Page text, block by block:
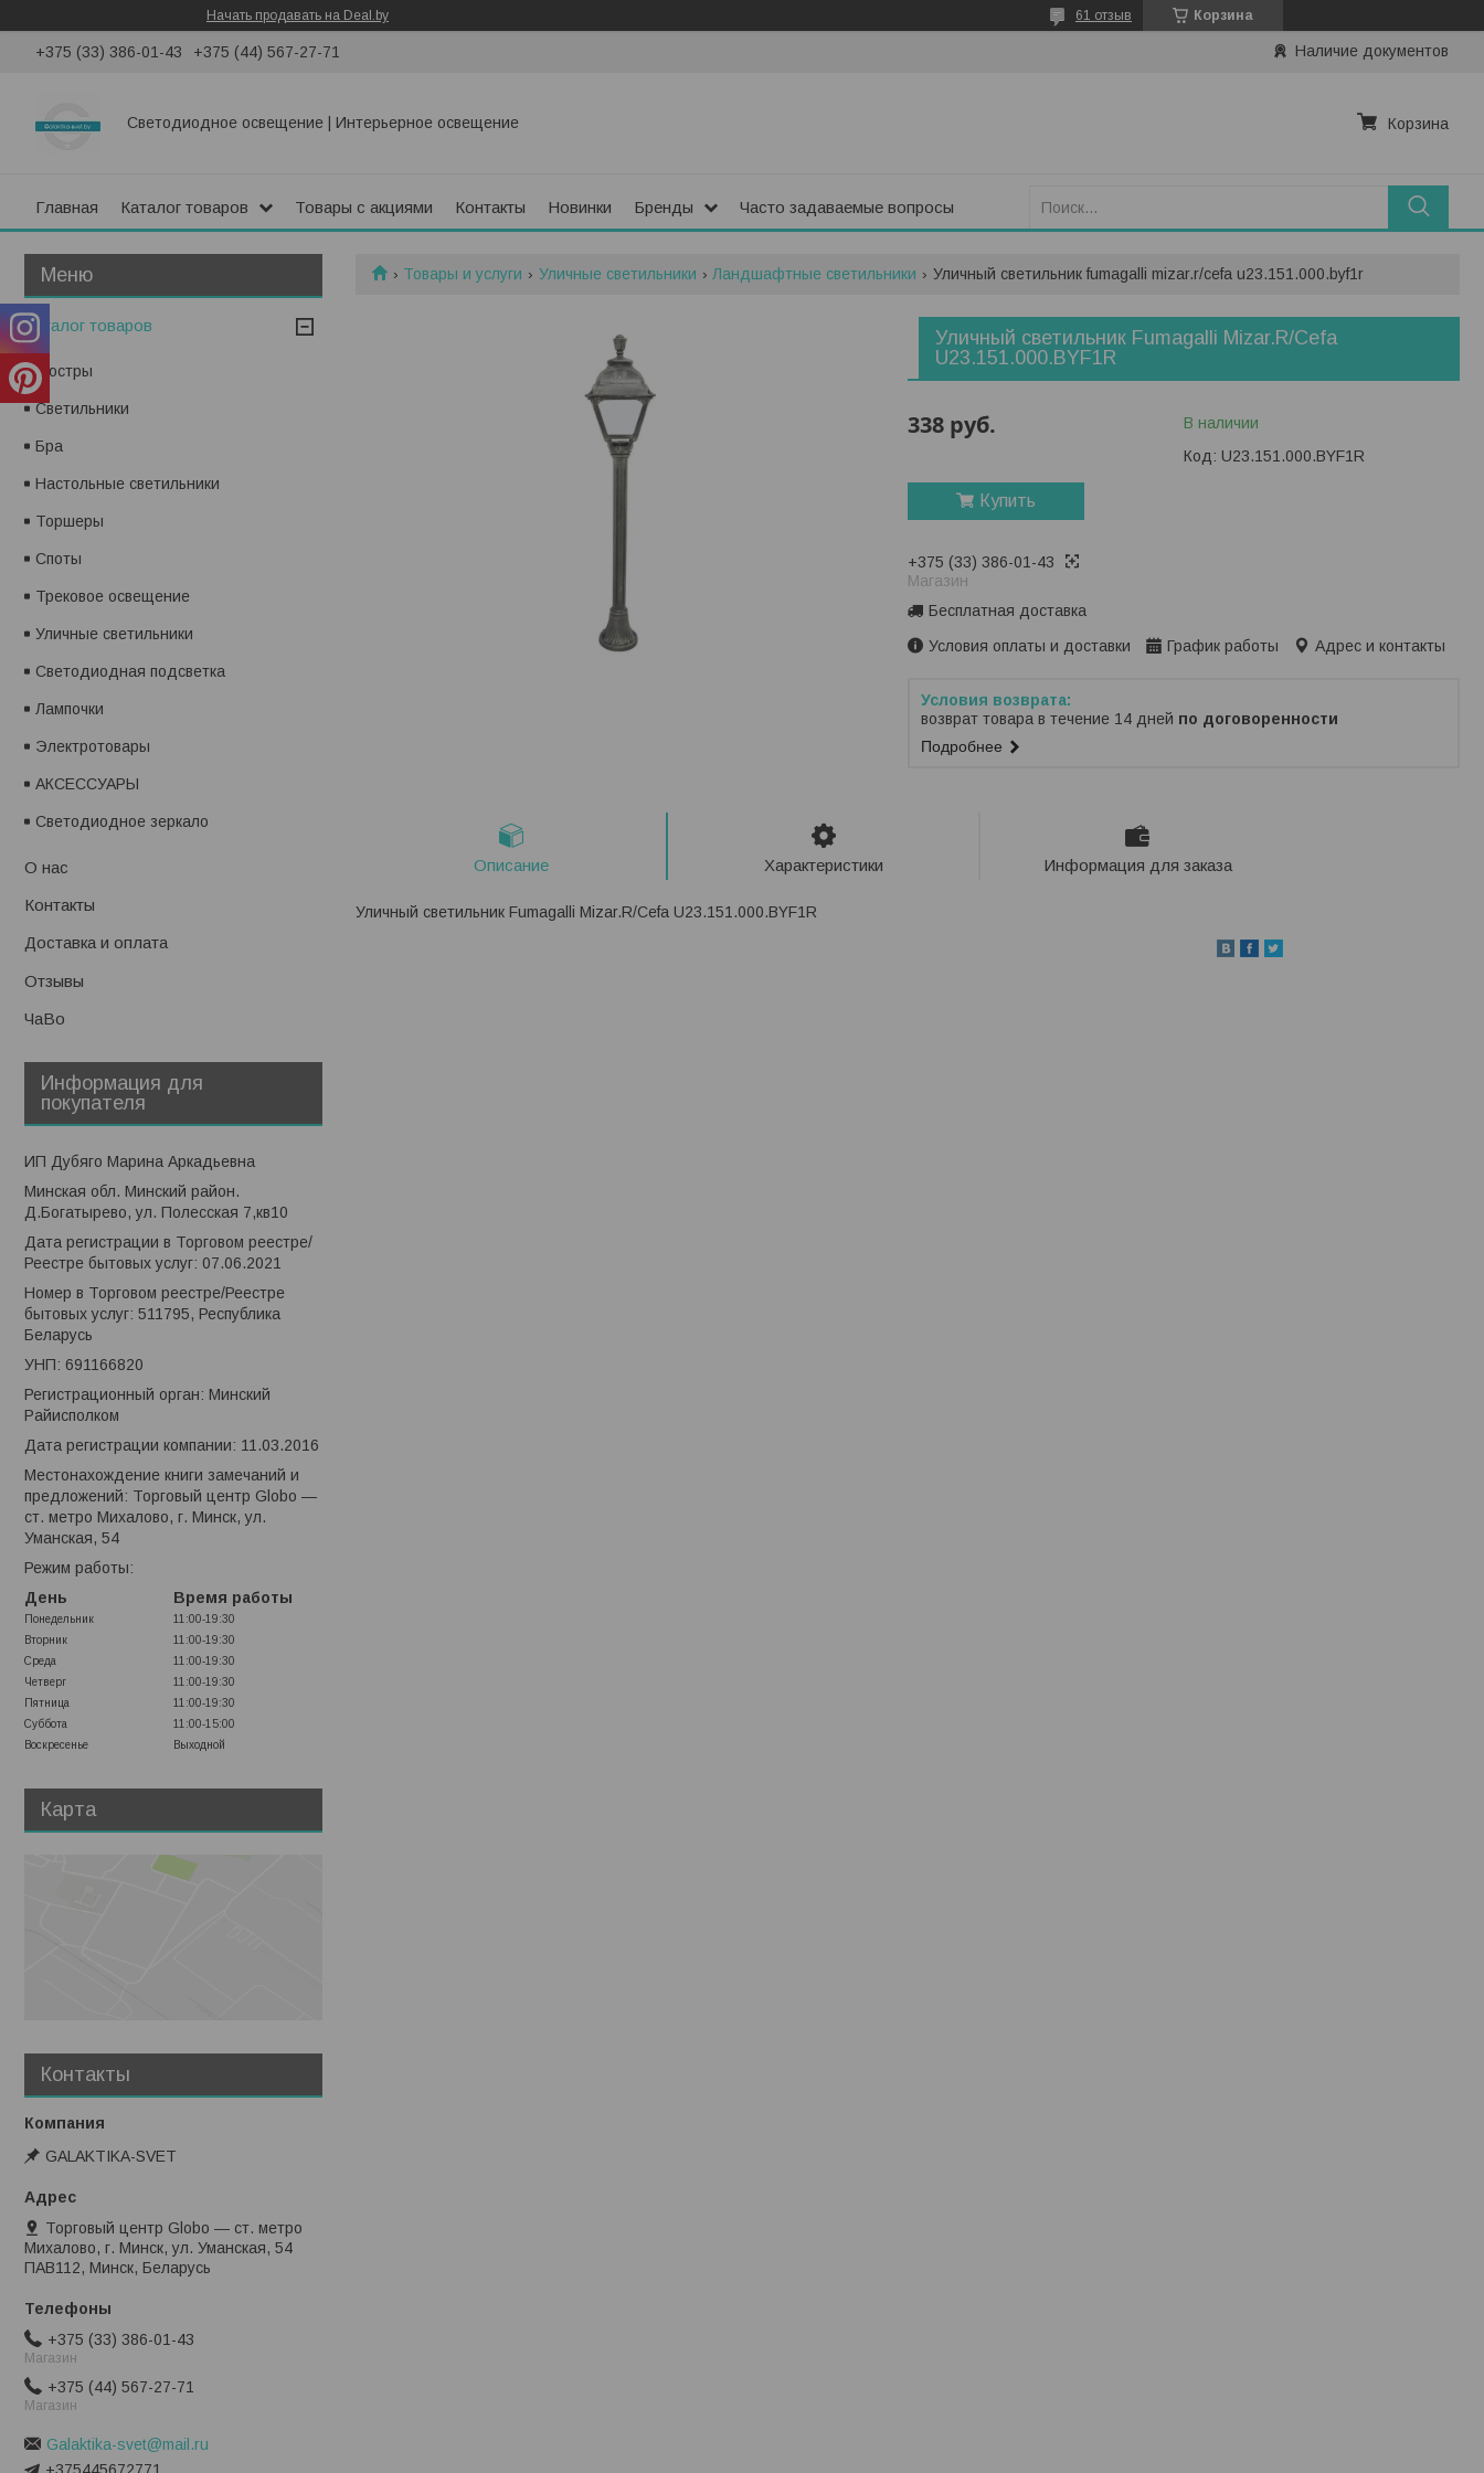
Начать продавать на Deal.by Корзина
61 отзыв
+375 (33) 386-01-43 +375 (44) 567-27-71 Наличие документов
Светодиодное освещение | Интерьерное освещение Корзина
Главная Каталог товаров Товары с акциями Контакты Новинки Бренды Часто задаваемые вопросы
Товары и услуги Уличные светильники Ландшафтные светильники Уличный светильник fumagalli mizar.r/cefa u23.151.000.byf1r
Уличный светильник Fumagalli Mizar.R/Cefa
U23.151.000.BYF1R
338 руб.
В наличии
Код: U23.151.000.BYF1R
Купить
+375 (33) 386-01-43
Магазин
Бесплатная доставка
Условия оплаты и доставки
График работы Адрес и контакты
возврат товара в течение 14 дней по договоренности
Подробнее
Описание Характеристики Информация для заказа
Уличный светильник Fumagalli Mizar.R/Cefa U23.151.000.BYF1R
Каталог товаров
Люстры
Светильники
Бра
Настольные светильники
Торшеры
Споты
Трековое освещение
Уличные светильники
Светодиодная подсветка
Лампочки
Электротовары
АКСЕССУАРЫ
Светодиодное зеркало
О нас
Контакты
Доставка и оплата
Отзывы
ЧаВо
Информация для
покупателя
ИП Дубяго Марина Аркадьевна
Минская обл. Минский район.
Д.Богатырево, ул. Полесская 7,кв10
Дата регистрации в Торговом реестре/
Реестре бытовых услуг: 07.06.2021
Номер в Торговом реестре/Реестре
бытовых услуг: 511795, Республика
Беларусь
УНП: 691166820
Регистрационный орган: Минский
Райисполком
Дата регистрации компании: 11.03.2016
Местонахождение книги замечаний и
предложений: Торговый центр Globo —
ст. метро Михалово, г. Минск, ул.
Уманская, 54
Режим работы:
День
Время работы
Понедельник
11:00-19:30
Вторник
11:00-19:30
Среда
11:00-19:30
Четверг
11:00-19:30
Пятница
11:00-19:30
Суббота
11:00-15:00
Воскресенье
Выходной
Карта
Контакты
GALAKTIKA-SVET
Торговый центр Globo — ст. метро
Михалово, г. Минск, ул. Уманская, 54
ПАВ112, Минск, Беларусь
+375 (33) 386-01-43
Магазин
+375 (44) 567-27-71
Магазин
Galaktika-svet@mail.ru